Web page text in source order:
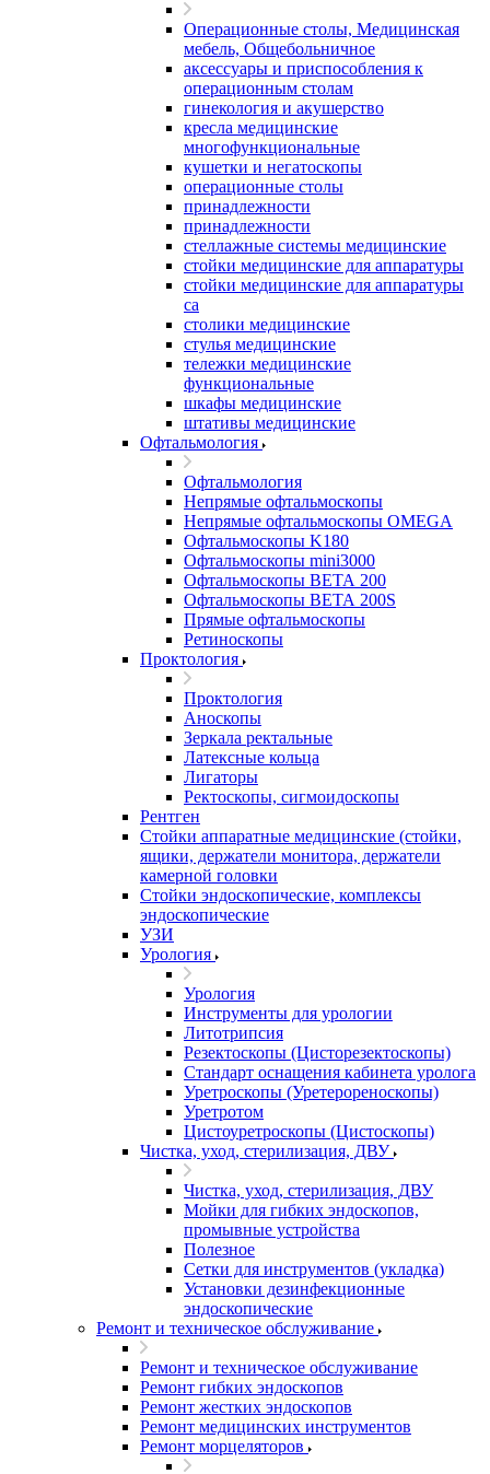
Операционные столы, Медицинская
мебель, Общебольничное
аксессуары и приспособления к
операционным столам
гинекология и акушерство
кресла медицинские
многофункциональные
кушетки и негатоскопы
операционные столы
принадлежности
принадлежности
стеллажные системы медицинские
стойки медицинские для аппаратуры
стойки медицинские для аппаратуры
са
столики медицинские
стулья медицинские
тележки медицинские
функциональные
шкафы медицинские
штативы медицинские
Офтальмология
Офтальмология
Непрямые офтальмоскопы
Непрямые офтальмоскопы OMEGA
Офтальмоскопы K180
Офтальмоскопы mini3000
Офтальмоскопы ВЕТА 200
Офтальмоскопы ВЕТА 200S
Прямые офтальмоскопы
Ретиноскопы
Проктология
Проктология
Аноскопы
Зеркала ректальные
Латексные кольца
Лигаторы
Ректоскопы, сигмоидоскопы
Рентген
Стойки аппаратные медицинские (стойки,
ящики, держатели монитора, держатели
камерной головки
Стойки эндоскопические, комплексы
эндоскопические
УЗИ
Урология
Урология
Инструменты для урологии
Литотрипсия
Резектоскопы (Цисторезектоскопы)
Стандарт оснащения кабинета уролога
Уретроскопы (Уретерореноскопы)
Уретротом
Цистоуретроскопы (Цистоскопы)
Чистка, уход, стерилизация, ДВУ
Чистка, уход, стерилизация, ДВУ
Мойки для гибких эндоскопов,
промывные устройства
Полезное
Сетки для инструментов (укладка)
Установки дезинфекционные
эндоскопические
Ремонт и техническое обслуживание
Ремонт и техническое обслуживание
Ремонт гибких эндоскопов
Ремонт жестких эндоскопов
Ремонт медицинских инструментов
Ремонт морцеляторов